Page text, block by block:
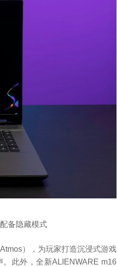
备隐藏模式
），为玩家打造沉浸式游戏
此外，全新ALIENWARE m16